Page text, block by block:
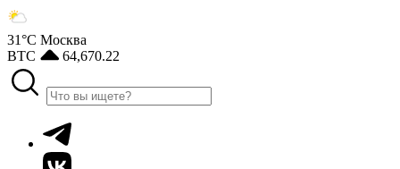
31°С Москва
BTC
64,670.22